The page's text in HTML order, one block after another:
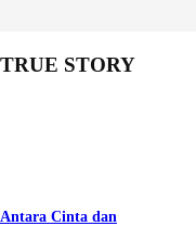
TRUE STORY
Antara Cinta dan